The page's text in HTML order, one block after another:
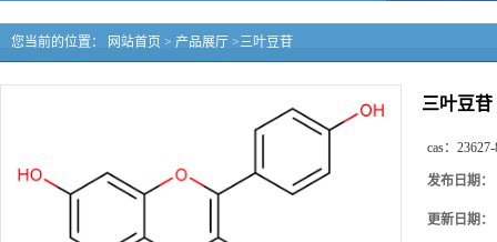
您当前的位置： 网站首页 > 产品展厅 >三叶豆苷
三叶豆苷
cas：
发布日期：
更新日期：